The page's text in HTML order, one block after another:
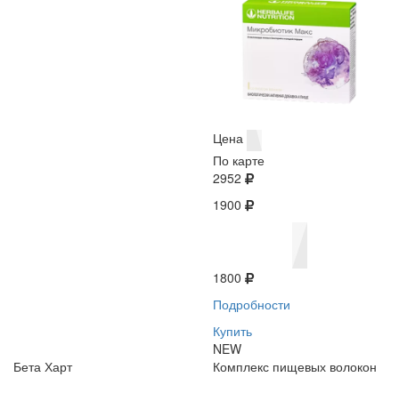
Цена
По карте
2952
1900
1800
Подробности
Купить
NEW
Бета Харт
Комплекс пищевых волокон